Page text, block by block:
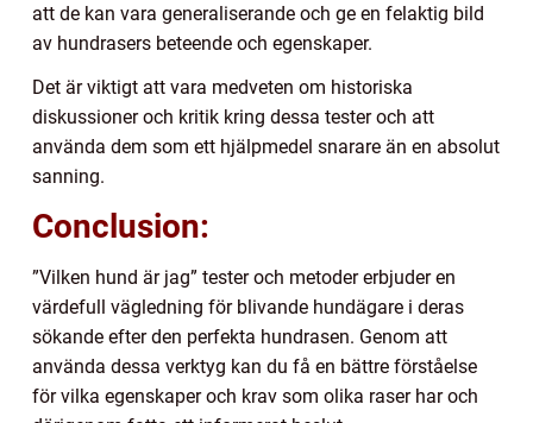
att de kan vara generaliserande och ge en felaktig bild
av hundrasers beteende och egenskaper.
Det är viktigt att vara medveten om historiska
diskussioner och kritik kring dessa tester och att
använda dem som ett hjälpmedel snarare än en absolut
sanning.
Conclusion:
”Vilken hund är jag” tester och metoder erbjuder en
värdefull vägledning för blivande hundägare i deras
sökande efter den perfekta hundrasen. Genom att
använda dessa verktyg kan du få en bättre förståelse
för vilka egenskaper och krav som olika raser har och